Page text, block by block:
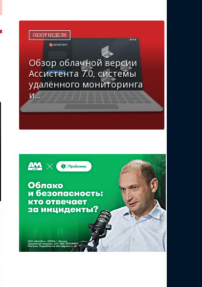
ОБЗОР НЕДЕЛИ
Обзор облачной версии
Ассистента 7.0, системы
удалённого мониторинга
и...